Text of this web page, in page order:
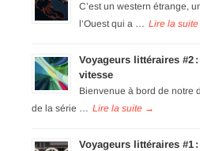
C’est un western étrange,
l’Ouest qui a …
Voyageurs littéraires #2
vitesse
Bienvenue à bord de notre
de la série …
Voyageurs littéraires #1